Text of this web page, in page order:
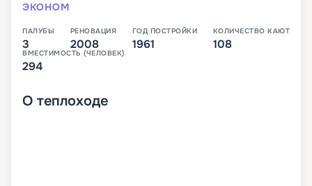
ЭКОНОМ
ПАЛУБЫ
3
РЕНОВАЦИЯ
2008
ГОД ПОСТРОЙКИ
1961
КОЛИЧЕСТВО КАЮТ
108
ВМЕСТИМОСТЬ (ЧЕЛОВЕК)
294
О теплоходе